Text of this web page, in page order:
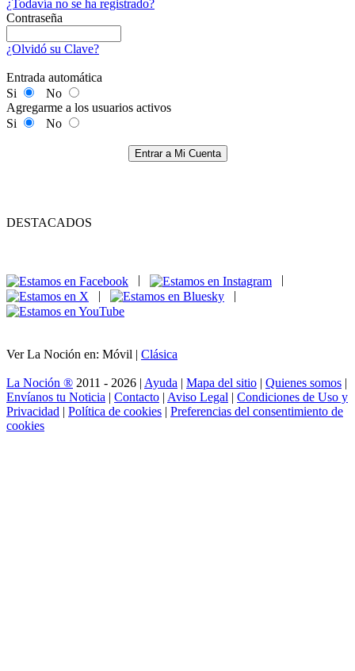
¿Todavía no se ha registrado?
Contraseña
¿Olvidó su Clave?
Entrada automática
Si
No
Agregarme a los usuarios activos
Si
No
Entrar a Mi Cuenta
DESTACADOS
|
|
Ver La Noción en: Móvil | Clásica
La Noción ® 2011 - 2026 | Ayuda | Mapa del sitio | Quienes somos |
Envíanos tu Noticia | Contacto | Aviso Legal | Condiciones de Uso y
Privacidad | Política de cookies | Preferencias del consentimiento de
cookies